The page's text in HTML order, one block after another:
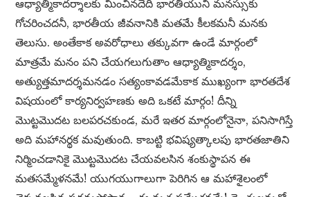
ఆధ్యాత్మికాదర్శాలకు మించినదేదీ భారతీయుని మనస్సుకు
గోచరించదనీ, భారతీయ జీవనానికి మతమే కీలకమనీ మనకు
తెలుసు. అంతేకాక అవరోధాలు తక్కువగా ఉండే మార్గంలో
మాత్రమే మనం పని చేయగలుగుతాం ఆధ్యాత్మికాదర్శం,
అత్యుత్తమాదర్శమనడం సత్యంకావడమేకాక ముఖ్యంగా భారతదేశ
విషయంలో కార్యనిర్వహణకు అది ఒకటే మార్గం! దీన్ని
మొట్టమొదట బలపరచకుండ, మరే ఇతర మార్గంలోనైనా, పనిసాగిస్తే
అది మహానర్థక మవుతుంది. కాబట్టి భవిష్యత్కాలపు భారతజాతిని
నిర్మించడానికై మొట్టమొదట చేయవలసిన శంకుస్థాపన ఈ
మతసమ్మేళనమే! యుగయుగాలుగా పెరిగిన ఆ మహాశైలంలో